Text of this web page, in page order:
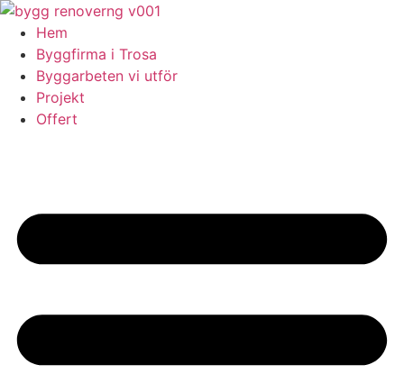
Skip
content
Hem
Byggfirma i Trosa
Byggarbeten vi utför
Projekt
Offert